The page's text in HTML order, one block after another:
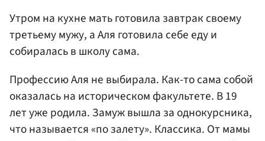
Утром на кухне мать готовила завтрак своему
третьему мужу, а Аля готовила себе еду и
собиралась в школу сама.
Профессию Аля не выбирала. Как-то сама собой
оказалась на историческом факультете. В 19
лет уже родила. Замуж вышла за однокурсника,
что называется «по залету». Классика. От мамы